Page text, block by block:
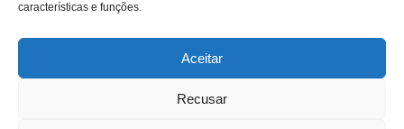
características e funções.
Aceitar
Recusar
Informação legal